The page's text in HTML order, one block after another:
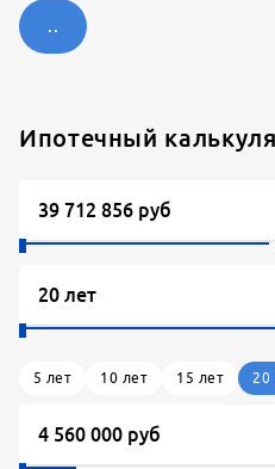
..
Ипотечный
5 лет 10 лет 15 лет 20